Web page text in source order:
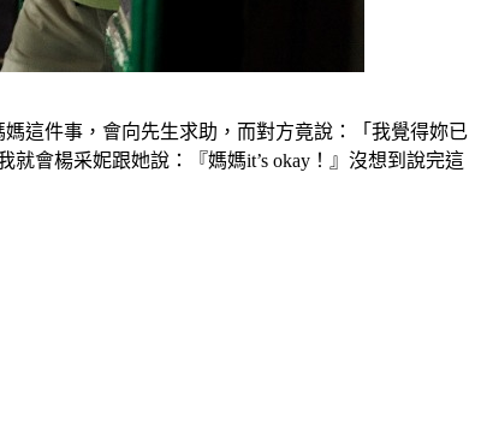
這件事，會向先生求助，而對方竟說：「我覺得妳已
會楊采妮跟她說：『媽媽it’s okay！』沒想到說完這